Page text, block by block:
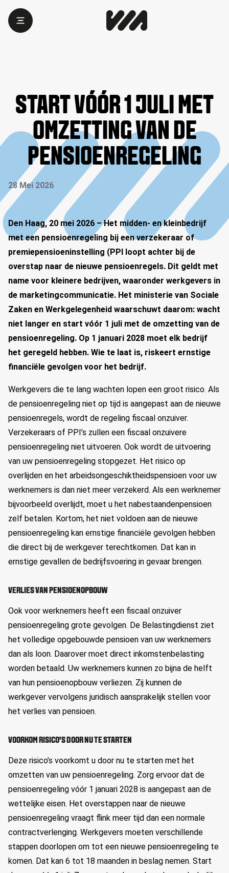
START VÓÓR 1 JULI MET
OMZETTING VAN DE
PENSIOENREGELING
28 Mei 2026
Den Haag, 20 mei 2026 – Het midden- en kleinbedrijf
met een pensioenregeling bij een verzekeraar of
premiepensioeninstelling (PPI loopt achter bij de
overstap naar de nieuwe pensioenregels. Dit geldt met
name voor kleinere bedrijven, waaronder werkgevers in
de marketingcommunicatie. Het ministerie van Sociale
Zaken en Werkgelegenheid waarschuwt daarom: wacht
niet langer en start vóór 1 juli met de omzetting van de
pensioenregeling. Op 1 januari 2028 moet elk bedrijf
het geregeld hebben. Wie te laat is, riskeert ernstige
financiële gevolgen voor het bedrijf.
Werkgevers die te lang wachten lopen een groot risico. Als
de pensioenregeling niet op tijd is aangepast aan de nieuwe
pensioenregels, wordt de regeling fiscaal onzuiver.
Verzekeraars of PPI’s zullen een fiscaal onzuivere
pensioenregeling niet uitvoeren. Ook wordt de uitvoering
van uw pensioenregeling stopgezet. Het risico op
overlijden en het arbeidsongeschiktheidspensioen voor uw
werknemers is dan niet meer verzekerd. Als een werknemer
bijvoorbeeld overlijdt, moet u het nabestaandenpensioen
zelf betalen. Kortom, het niet voldoen aan de nieuwe
pensioenregeling kan ernstige financiële gevolgen hebben
die direct bij de werkgever terechtkomen. Dat kan in
ernstige gevallen de bedrijfsvoering in gevaar brengen.
VERLIES VAN PENSIOENOPBOUW
Ook voor werknemers heeft een fiscaal onzuiver
pensioenregeling grote gevolgen. De Belastingdienst ziet
het volledige opgebouwde pensioen van uw werknemers
dan als loon. Daarover moet direct inkomstenbelasting
worden betaald. Uw werknemers kunnen zo bijna de helft
van hun pensioenopbouw verliezen. Zij kunnen de
werkgever vervolgens juridisch aansprakelijk stellen voor
het verlies van pensioen.
VOORKOM RISICO’S DOOR NU TE STARTEN
Deze risico’s voorkomt u door nu te starten met het
omzetten van uw pensioenregeling. Zorg ervoor dat de
pensioenregeling vóór 1 januari 2028 is aangepast aan de
wettelijke eisen. Het overstappen naar de nieuwe
pensioenregeling vraagt flink meer tijd dan een normale
contractverlenging. Werkgevers moeten verschillende
stappen doorlopen om tot een nieuwe pensioenregeling te
komen. Dat kan 6 tot 18 maanden in beslag nemen. Start